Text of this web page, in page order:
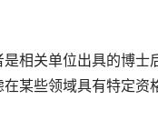
相关单位出具的博
某些领域具有特定资